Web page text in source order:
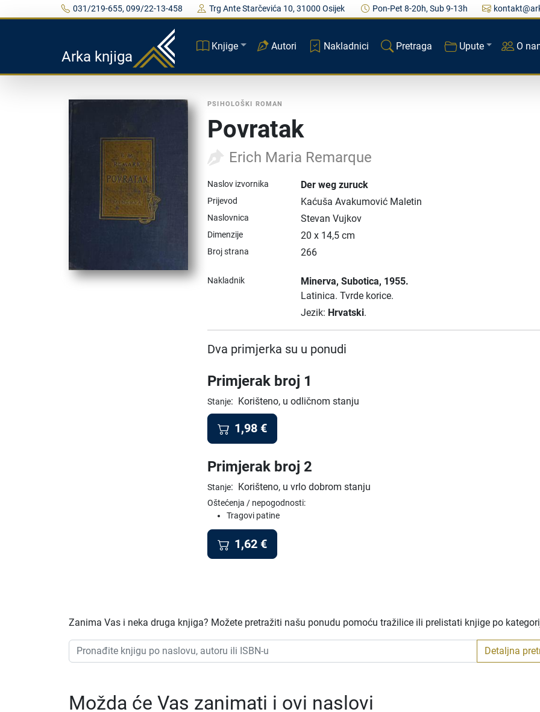
031/219-655, 099/22-13-458 Trg Ante Starčevića 10, 31000 Osijek Pon-Pet 8-20h, Sub 9-13h
Arka knjiga
Knjige Autori Nakladnici Pretraga Upute O
PSIHOLOŠKI ROMAN
Povratak
Erich Maria Remarque
Naslov izvornika Der weg zuruck
Prijevod Kaćuša Avakumović Maletin
Naslovnica Stevan Vujkov
Dimenzije 20 x 14,5 cm
Broj strana 266
Nakladnik Minerva, Subotica, 1955.
Latinica. Tvrde korice.
Jezik: Hrvatski.
Dva primjerka su u ponudi
Primjerak broj 1
Stanje: Korišteno, u odličnom stanju
1,98 €
Primjerak broj 2
Stanje: Korišteno, u vrlo dobrom stanju
Oštećenja / nepogodnosti:
Tragovi patine
1,62 €
Zanima Vas i neka druga knjiga? Možete pretražiti našu ponudu pomoću tražilice ili prelistati knjige po
Detaljna
Možda će Vas zanimati i ovi naslovi